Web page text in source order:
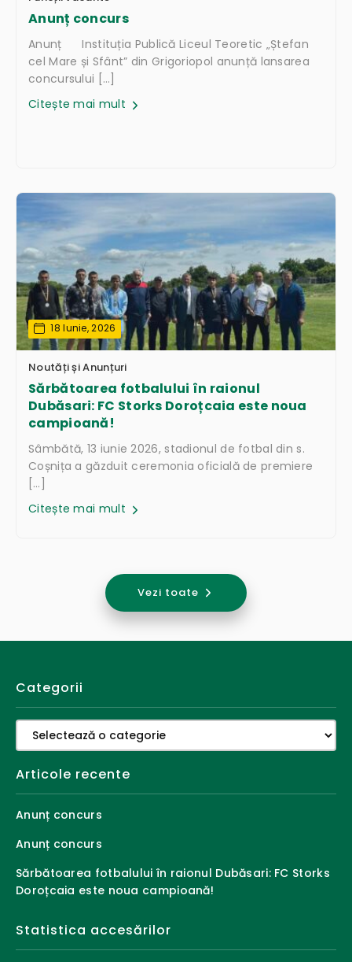
Anunț concurs
Anunț Instituția Publică Liceul Teoretic „Ștefan
cel Mare și Sfânt” din Grigoriopol anunță lansarea
concursului […]
Citește mai mult
18 Iunie, 2026
Noutăți și Anunțuri
Sărbătoarea fotbalului în raionul
Dubăsari: FC Storks Doroțcaia este noua
campioană!
Sâmbătă, 13 iunie 2026, stadionul de fotbal din s.
Coșnița a găzduit ceremonia oficială de premiere
[…]
Citește mai mult
Vezi toate
Categorii
Categorii
Articole recente
Anunț concurs
Anunț concurs
Sărbătoarea fotbalului în raionul Dubăsari: FC Storks
Doroțcaia este noua campioană!
Statistica accesărilor